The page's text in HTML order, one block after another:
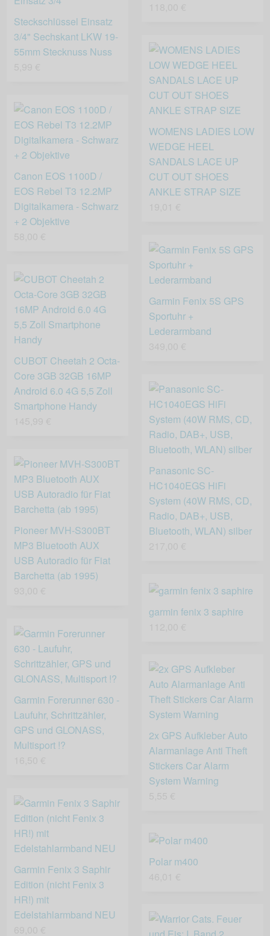
Steckschlüssel Einsatz
3/4" Sechskant LKW 19-
55mm Stecknuss Nuss
WOMENS LADIES LOW
WEDGE HEEL
SANDALS LACE UP
CUT OUT SHOES
ANKLE STRAP SIZE
Canon EOS 1100D /
EOS Rebel T3 12.2MP
Digitalkamera - Schwarz
+ 2 Objektive
Garmin Fenix 5S GPS
Sportuhr +
Lederarmband
CUBOT Cheetah 2 Octa-
Core 3GB 32GB 16MP
Android 6.0 4G 5,5 Zoll
Smartphone Handy
Panasonic SC-
HC1040EGS HiFi
System (40W RMS, CD,
Radio, DAB+, USB,
Bluetooth, WLAN) silber
Pioneer MVH-S300BT
MP3 Bluetooth AUX
USB Autoradio für Fiat
Barchetta (ab 1995)
garmin fenix 3 saphire
Garmin Forerunner 630 -
Laufuhr, Schrittzähler,
GPS und GLONASS,
Multisport !?
2x GPS Aufkleber Auto
Alarmanlage Anti Theft
Stickers Car Alarm
System Warning
Garmin Fenix 3 Saphir
Edition (nicht Fenix 3
HR!) mit
Edelstahlarmband NEU
Polar m400